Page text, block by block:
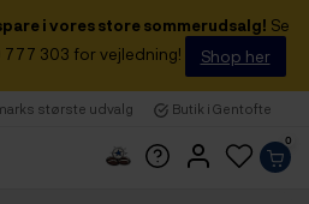
i vores store sommerudsalg! Se
303 for vejledning!
Shop her
største udvalg Butik i Gentofte
0